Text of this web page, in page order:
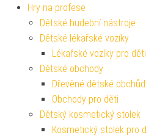
Hry na profese
Dětské hudební nástroje
Dětské lékařské vozíky
Lékařské vozíky pro děti
Dětské obchody
Dřevěné dětské
Obchody pro děti
Dětský kosmetický stolek
Kosmetický stolek pro